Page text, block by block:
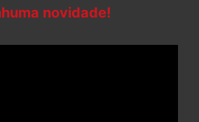
novidade!